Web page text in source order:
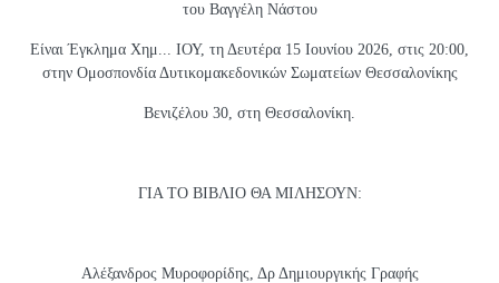
του Βαγγέλη Νάστου
Είναι Έγκλημα Χημ... ΙΟΥ, τη Δευτέρα 15 Ιουνίου 2026, στις 20:00,
στην Ομοσπονδία Δυτικομακεδονικών Σωματείων Θεσσαλονίκης
Βενιζέλου 30, στη Θεσσαλονίκη.
ΓΙΑ ΤΟ ΒΙΒΛΙΟ ΘΑ ΜΙΛΗΣΟΥΝ:
Αλέξανδρος Μυροφορίδης, Δρ Δημιουργικής Γραφής